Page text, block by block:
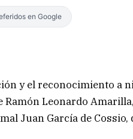
en Google
y el reconocimiento a
Ramón Leonardo
Juan García de Cossio,